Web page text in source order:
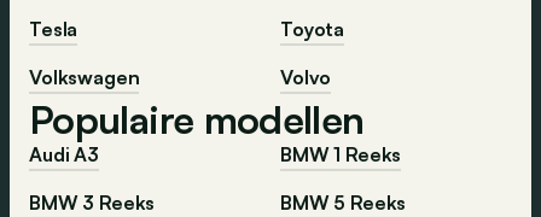
Tesla
Toyota
Volkswagen
Volvo
Populaire modellen
Audi A3
BMW 1 Reeks
BMW 3 Reeks
BMW 5 Reeks